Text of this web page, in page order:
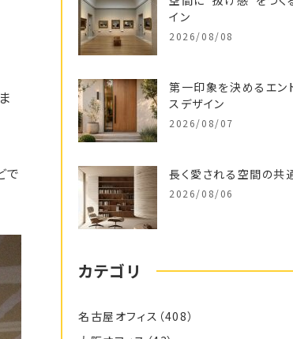
で
イン
2026/08/08
第一印象を決めるエン
スデザイン
2026/08/07
長く愛される空間の共
2026/08/06
カテゴリ
名古屋オフィス （408）